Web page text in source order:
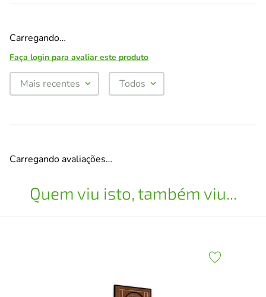
Carregando…
Faça login para avaliar este produto
Mais recentes Todos
Carregando avaliações…
Quem viu isto, também viu...